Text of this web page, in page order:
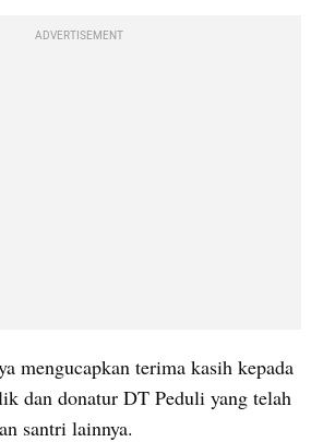
ADVERTISEMENT
mengucapkan terima kasih kepada
dan donatur DT Peduli yang telah
santri lainnya.